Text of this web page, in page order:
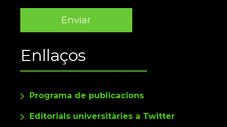
Enllaços
Programa de publicacions
Editorials universitàries a Twitter